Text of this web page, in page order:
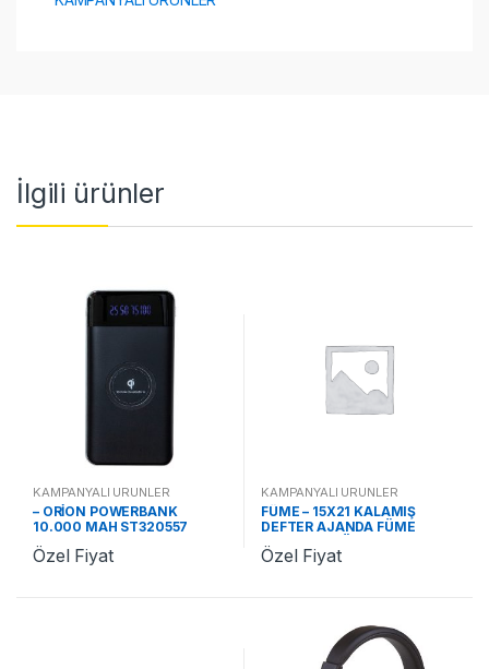
İlgili ürünler
KAMPANYALI ÜRÜNLER
– ORİON POWERBANK
10.000 MAH ST320557
Özel Fiyat
KAMPANYALI ÜRÜNLER
FÜME – 15X21 KALAMIŞ
DEFTER AJANDA FÜME
ST370242 FÜME
Özel Fiyat